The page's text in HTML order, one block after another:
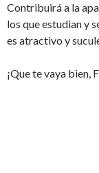
Contribuirá a la
los que estudian y
es atractivo y
¡Que te vaya bien,